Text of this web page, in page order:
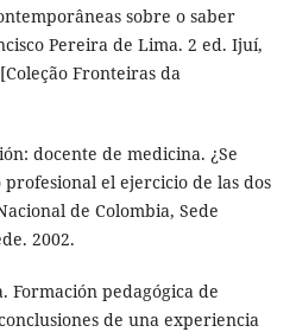
sobre o saber
Pereira de Lima. 2 ed. Ijuí,
Fronteiras da
docente de medicina. ¿Se
el ejercicio de las dos
de Colombia, Sede
2002.
Formación pedagógica de
de una experiencia